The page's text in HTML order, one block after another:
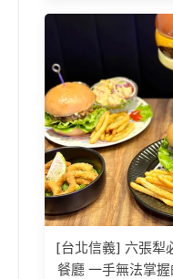
[台北信義] 六張犁
餐廳 一手無法掌